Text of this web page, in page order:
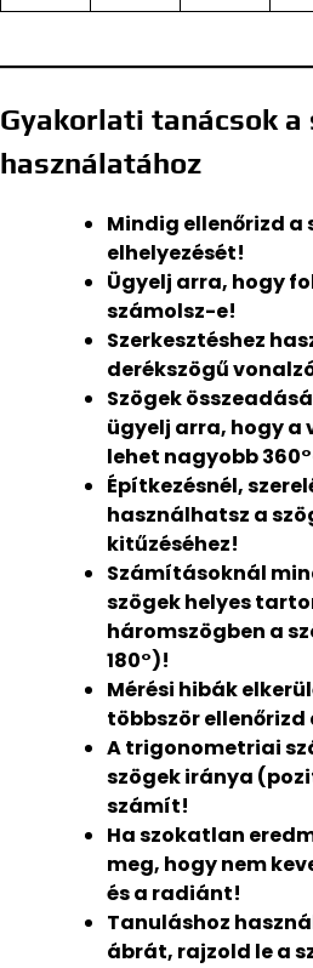
Gyakorlati tanácsok a
használatához
Mindig ellenőrizd a
elhelyezését!
Ügyelj arra, hogy
számolsz-e!
Szerkesztéshez
derékszögű
Szögek
ügyelj arra, hogy a
lehet nagyobb
Építkezésnél,
használhatsz a
kitűzéséhez!
Számításoknál
szögek helyes
háromszögben a
180°)!
Mérési hibák
többször ellenőrizd
A trigonometriai
szögek iránya
számít!
Ha szokatlan
meg, hogy nem
és a radiánt!
Tanuláshoz
ábrát, rajzold le a